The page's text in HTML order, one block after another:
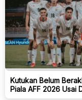
Kutukan Belum
Piala AFF 2026 Usai